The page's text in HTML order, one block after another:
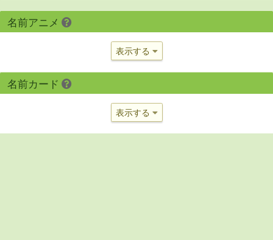
名前アニメ
表示する
名前カード
表示する